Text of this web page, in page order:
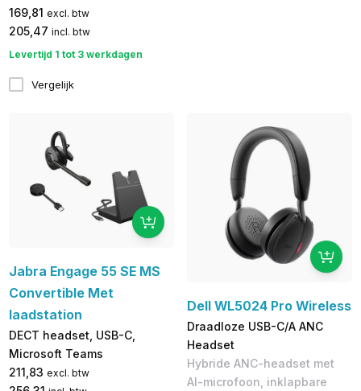
169,81 excl. btw
205,47 incl. btw
Levertijd 1 tot 3 werkdagen
Vergelijk
Jabra Engage 55 SE MS
Convertible Met
laadstation
DECT headset, USB-C,
Microsoft Teams
211,83 excl. btw
Dell WL5024 Pro Wireless
Draadloze USB-C/A ANC
Headset
Hybride ANC-headset met
AI-microfoon, inklapbare